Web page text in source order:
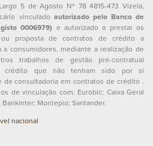
5 de Agosto Nº 78 4815-473 Vizela,
vinculado autorizado pelo Banco de
0006979) e autorizado a prestar os
proposta de contratos de crédito a
consumidores, mediante a realização de
trabalhos de gestão pré-contratual
crédito que não tenham sido por si
consultadoria em contratos de crédito .
de vinculação com: Eurobic; Caixa Geral
Montepio; Santander.
nacional